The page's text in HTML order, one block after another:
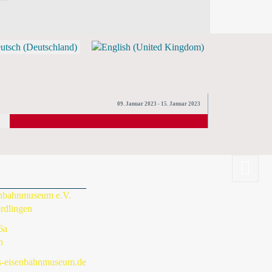
09. Januar 2023 - 15. Januar 2023
e.V.